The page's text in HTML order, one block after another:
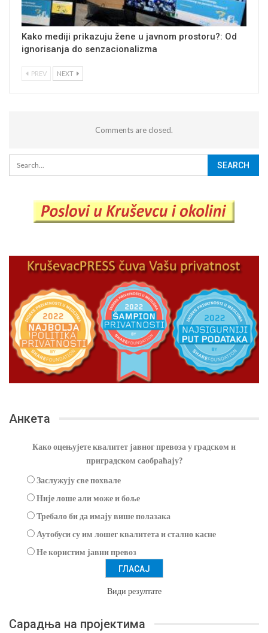
Kako mediji prikazuju žene u javnom prostoru?: Od
ignorisanja do senzacionalizma
PREV NEXT
Comments are closed.
Анкета
Како оцењујете квалитет јавног превоза у градском и
приградском саобраћају?
Заслужују све похвале
Није лоше али може и боље
Требало би да имају више полазака
Аутобуси су им лошег квалитета и стално касне
Не користим јавни превоз
Види резултате
Сарадња на пројектима